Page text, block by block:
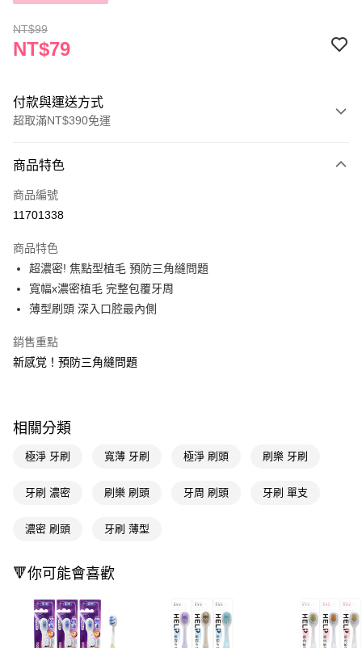
NT$99
NT$79
付款與運送方式
超取滿NT$390免運
POYA支付
信用卡一次付款
LINE Pay
Apple Pay
悠遊付
相關說明
【關於「AFTEE先享後付」】
１．簡單：不需註冊會員、不需綁卡、不需儲值。
３．安心：先確認商品／服務後，再付款。
１．於結帳方式選擇「AFTEE先享後付」後，將跳轉至「AFTEE先享後付」
結帳頁面，進行簡訊認證並確認金額後，即可完成結帳。
２．訂單成立數日內，您將收到繳費通知簡訊。
３．收到繳費通知簡訊後14天內，點擊此簡訊中的連結，可透過四大超商／
ATM／網路銀行／等多元方式進行付款，方視為交易完成。
※ 請注意：結帳手續完成當下不需立刻繳費，但若您需要取消訂單，請聯絡
即享券
全家取貨付款
付款後全家取貨
每筆NT$65，滿NT$390(含以上)免運費
萊爾富取貨付款
商品特色
商品編號
11701338
商品特色
超濃密! 焦點型植毛 預防三角縫問題
寬幅x濃密植毛 完整包覆牙周
薄型刷頭 深入口腔最內側
銷售重點
新感覚！預防三角縫問題
相關分類
極淨 牙刷 寬薄 牙刷 極淨 刷頭 刷樂 牙刷
牙刷 濃密 刷樂 刷頭 牙周 刷頭 牙刷 單支
濃密 刷頭 牙刷 薄型
🔻你可能會喜歡